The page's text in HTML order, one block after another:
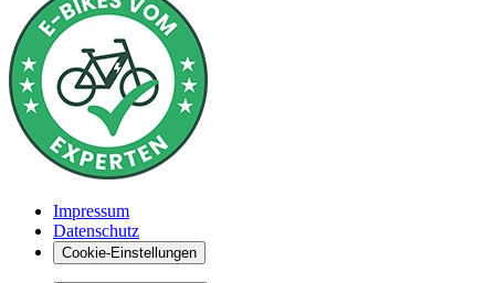
Impressum
Datenschutz
Cookie-Einstellungen